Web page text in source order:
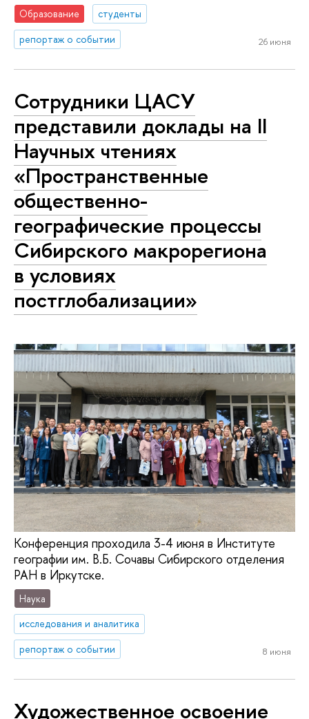
Образование
студенты
репортаж о событии
26 июня
Сотрудники ЦАСУ
представили доклады на II
Научных чтениях
«Пространственные
общественно-
географические процессы
Сибирского макрорегиона
в условиях
постглобализации»
Конференция проходила 3-4 июня в Институте
географии им. В.Б. Сочавы Сибирского отделения
РАН в Иркутске.
Наука
исследования и аналитика
репортаж о событии
8 июня
Художественное освоение